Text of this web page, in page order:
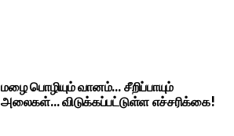
மழை பொழியும் வானம்… சீறிப்பாயும்
அலைகள்… விடுக்கப்பட்டுள்ள எச்சரிக்கை!